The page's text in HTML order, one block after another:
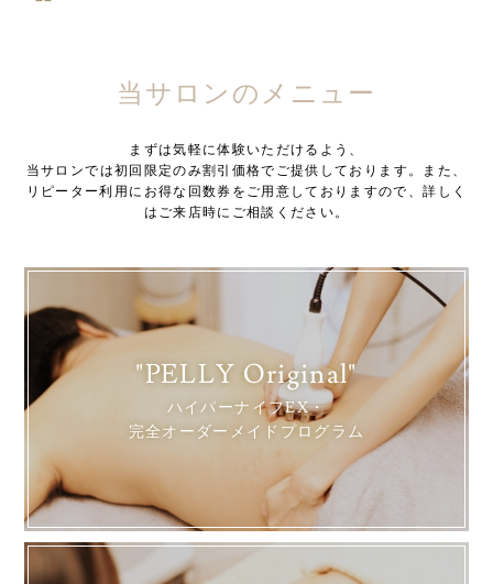
当サロンのメニュー
まずは気軽に体験いただけるよう、
当サロンでは初回限定のみ割引価格でご提供しております。また、
リピーター利用にお得な回数券をご用意しておりますので、詳しく
はご来店時にご相談ください。
"PELLY Original"
ハイパーナイフEX・
完全オーダーメイドプログラム